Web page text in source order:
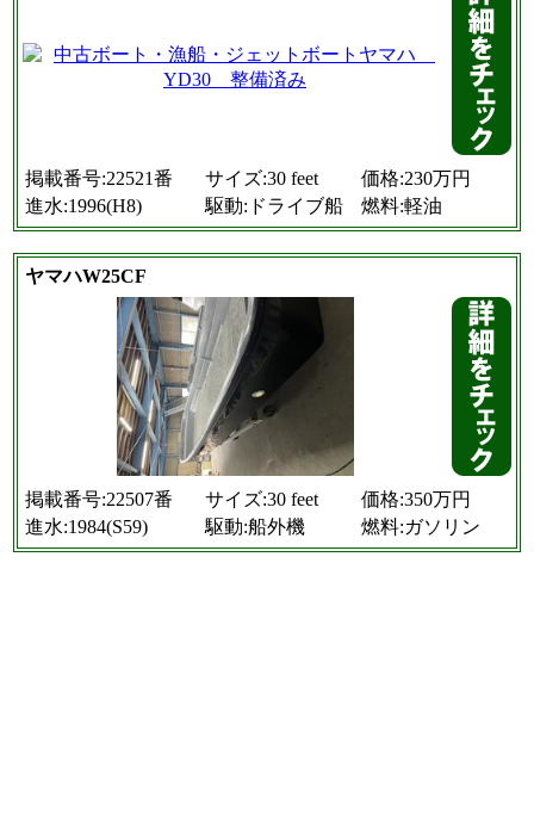
掲載番号:22521番 サイズ:30 feet
価格:230万円
進水:1996(H8)
駆動:ドライブ船 燃料:軽油
ヤマハW25CF
掲載番号:22507番 サイズ:30 feet
価格:350万円
進水:1984(S59)
駆動:船外機 燃料:ガソリン